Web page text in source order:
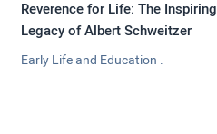
Reverence for Life: The Inspiring
Legacy of Albert Schweitzer
Early Life and Education .